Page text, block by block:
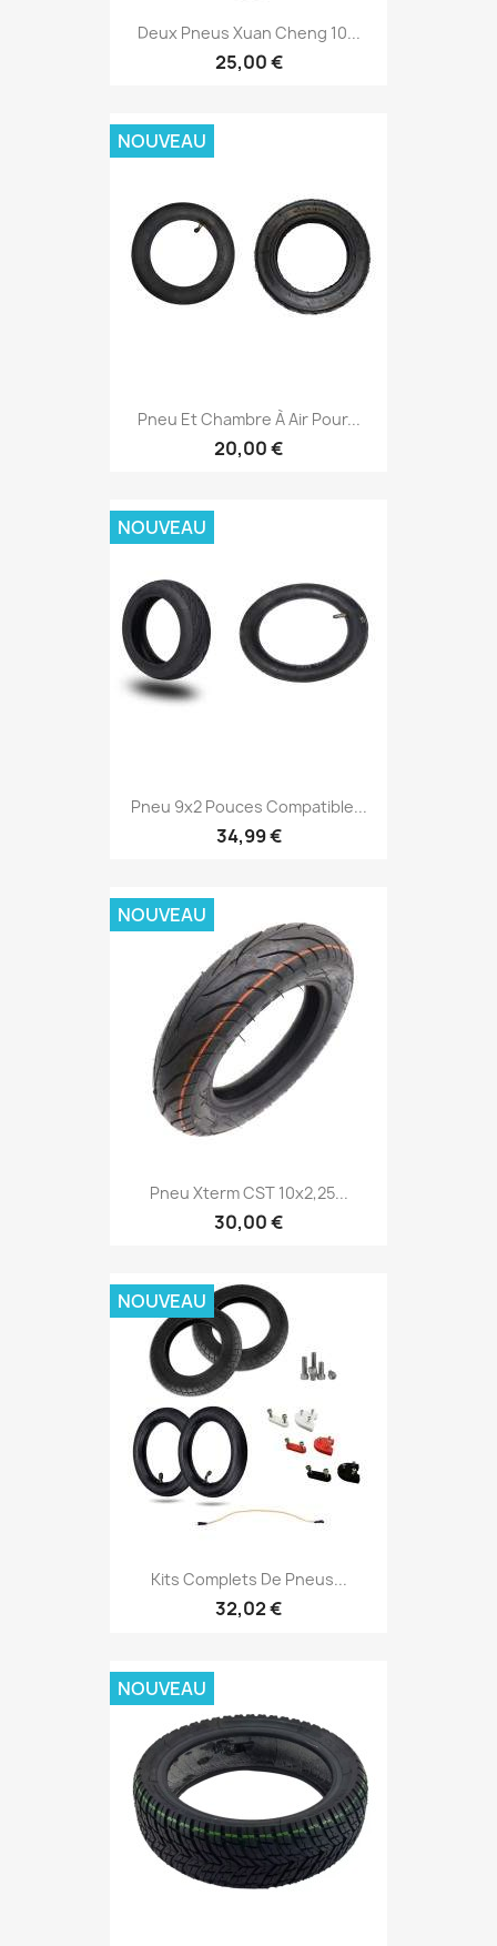
Deux Pneus Xuan Cheng 10...
25,00 €
Pneu Et Chambre À Air Pour...
20,00 €
NOUVEAU
Pneu 9x2 Pouces Compatible...
34,99 €
NOUVEAU
Pneu Xterm CST 10x2,25...
30,00 €
NOUVEAU
Kits Complets De Pneus...
32,02 €
NOUVEAU
NOUVEAU